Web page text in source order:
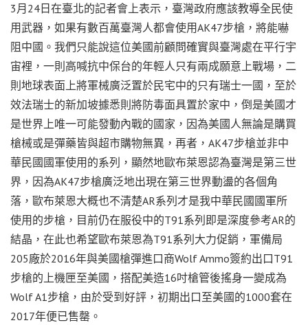
3月24日在臺北的記者會上表示，臺灣政府應該教導全民使
用武器，如果有數百萬臺灣人都會使用AK47步槍，將能嚇
阻中國。我們只能說這位美國前顧問確實與臺灣處在平行宇
宙裡，一則高喊抗中保台的年輕人只有兩成願意上戰場，二
則地球表面上將軍械廣泛置於民宅中的只有瑞士一國，至於
效法瑞士的新加坡據悉則將防毒面具置於家中，倒是美國才
是世界上唯一可能發動內戰的國家，因為美國人無論是購買
槍械或是彈藥皆與超市購物無異，再者，AK47步槍並非中
華民國國軍使用的系列，顯然地歐布萊恩認為臺灣是第三世
界，因為AK47步槍廣泛地出現在第三世界動盪的各個角
落，歐布萊恩大概也不清楚AR系列才是我中華民國國軍所
使用的步槍，目前仍在服役中的T91系列即是深度參考AR的
結晶，在此也希望歐布萊恩為T91系列大力促銷，軍備局
205廠於2016年與美國槍彈進口商Wolf Ammo簽約出口T91
步槍的上機匣至美國，搭配美造16吋槍管後搖身一變成為
Wolf A1步槍，由於受到好評，初期出口至美國的1000套在
2017年便已售罄。